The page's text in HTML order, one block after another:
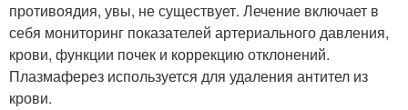
противоядия, увы, не существует. Лечение включает в
себя мониторинг показателей артериального давления,
крови, функции почек и коррекцию отклонений.
Плазмаферез используется для удаления антител из
крови.